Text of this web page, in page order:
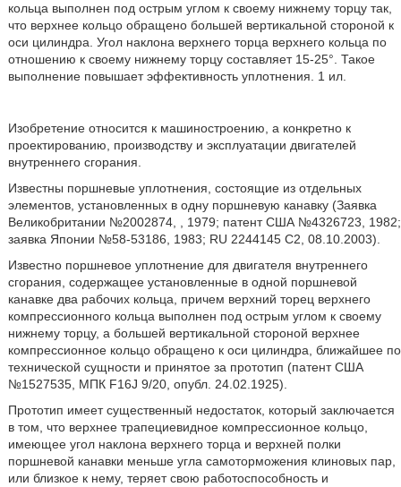
кольца выполнен под острым углом к своему нижнему торцу так,
что верхнее кольцо обращено большей вертикальной стороной к
оси цилиндра. Угол наклона верхнего торца верхнего кольца по
отношению к своему нижнему торцу составляет 15-25°. Такое
выполнение повышает эффективность уплотнения. 1 ил.
Изобретение относится к машиностроению, а конкретно к
проектированию, производству и эксплуатации двигателей
внутреннего сгорания.
Известны поршневые уплотнения, состоящие из отдельных
элементов, установленных в одну поршневую канавку (Заявка
Великобритании №2002874, , 1979; патент США №4326723, 1982;
заявка Японии №58-53186, 1983; RU 2244145 C2, 08.10.2003).
Известно поршневое уплотнение для двигателя внутреннего
сгорания, содержащее установленные в одной поршневой
канавке два рабочих кольца, причем верхний торец верхнего
компрессионного кольца выполнен под острым углом к своему
нижнему торцу, а большей вертикальной стороной верхнее
компрессионное кольцо обращено к оси цилиндра, ближайшее по
технической сущности и принятое за прототип (патент США
№1527535, МПК F16J 9/20, опубл. 24.02.1925).
Прототип имеет существенный недостаток, который заключается
в том, что верхнее трапециевидное компрессионное кольцо,
имеющее угол наклона верхнего торца и верхней полки
поршневой канавки меньше угла самоторможения клиновых пар,
или близкое к нему, теряет свою работоспособность и